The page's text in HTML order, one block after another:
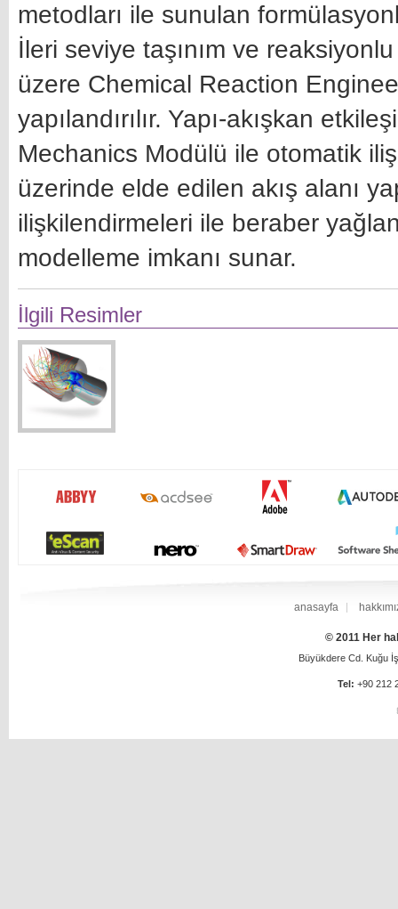
metodları ile sunulan
İleri seviye taşınım ve
üzere Chemical Reaction
yapılandırılır. Yapı-akışkan
Mechanics Modülü ile otomatik
üzerinde elde edilen akış alanı
ilişkilendirmeleri ile beraber
modelleme imkanı sunar.
İlgili Resimler
anasayfa
© 2011 Her
Büyükdere Cd. Kuğu
Tel: +90 212